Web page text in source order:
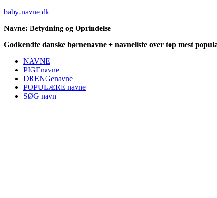
baby-navne.dk
Navne: Betydning og Oprindelse
Godkendte danske børnenavne + navneliste over top mest
NAVNE
PIGEnavne
DRENGenavne
POPULÆRE navne
SØG navn